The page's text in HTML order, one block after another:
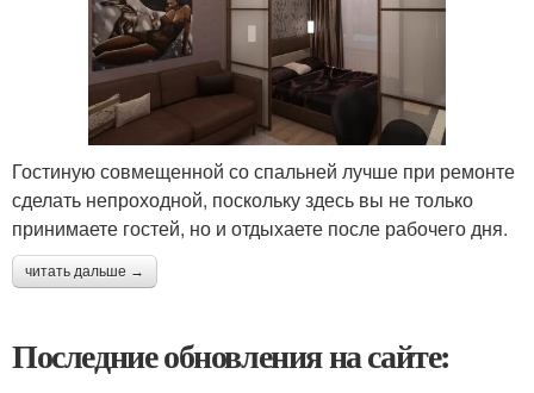
Гостиную совмещенной со спальней лучше при ремонте
сделать непроходной, поскольку здесь вы не только
принимаете гостей, но и отдыхаете после рабочего дня.
читать дальше →
Последние обновления на сайте: